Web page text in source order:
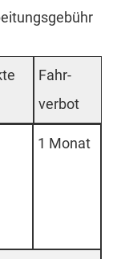
Fahr­
verbot
1 Mo­nat